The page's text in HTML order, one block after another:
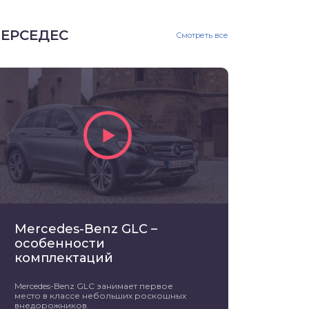
Смотреть все
Mercedes-Benz GLC –
особенности
комплектаций
Mercedes-Benz GLC занимает первое
место в классе небольших роскошных
внедорожников.